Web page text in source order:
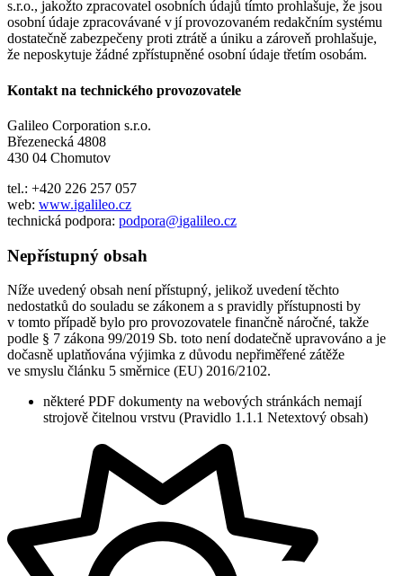
s.r.o., jakožto zpracovatel osobních údajů tímto prohlašuje, že jsou
osobní údaje zpracovávané v jí provozovaném redakčním systému
dostatečně zabezpečeny proti ztrátě a úniku a zároveň prohlašuje,
že neposkytuje žádné zpřístupněné osobní údaje třetím osobám.
Kontakt na technického provozovatele
Galileo Corporation s.r.o.
Březenecká 4808
430 04 Chomutov
tel.: +420 226 257 057
web: www.igalileo.cz
technická podpora: podpora@igalileo.cz
Nepřístupný obsah
Níže uvedený obsah není přístupný, jelikož uvedení těchto
nedostatků do souladu se zákonem a s pravidly přístupnosti by
v tomto případě bylo pro provozovatele finančně náročné, takže
podle § 7 zákona 99/2019 Sb. toto není dodatečně upravováno a je
dočasně uplatňována výjimka z důvodu nepřiměřené zátěže
ve smyslu článku 5 směrnice (EU) 2016/2102.
některé PDF dokumenty na webových stránkách nemají
strojově čitelnou vrstvu (Pravidlo 1.1.1 Netextový obsah)